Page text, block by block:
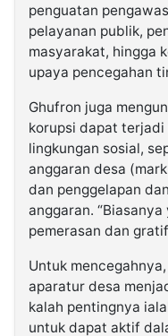
penguatan
pelayanan publik,
masyarakat, hingga
upaya pencegahan
Ghufron juga
korupsi dapat
lingkungan sosial,
anggaran desa
dan penggelapan
anggaran.
pemerasan dan
Untuk
aparatur desa
kalah pentingnya
untuk dapat aktif